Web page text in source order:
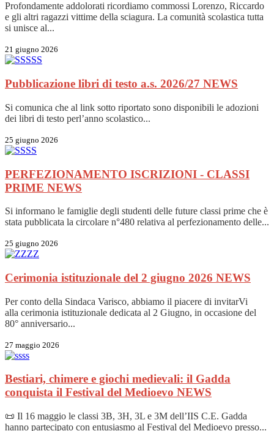
Profondamente addolorati ricordiamo commossi Lorenzo, Riccardo
e gli altri ragazzi vittime della sciagura. La comunità scolastica tutta
si unisce al...
21 giugno 2026
Pubblicazione libri di testo a.s. 2026/27 NEWS
Si comunica che al link sotto riportato sono disponibili le adozioni
dei libri di testo perl’anno scolastico...
25 giugno 2026
PERFEZIONAMENTO ISCRIZIONI - CLASSI
PRIME NEWS
Si informano le famiglie degli studenti delle future classi prime che è
stata pubblicata la circolare n°480 relativa al perfezionamento delle...
25 giugno 2026
Cerimonia istituzionale del 2 giugno 2026 NEWS
Per conto della Sindaca Varisco, abbiamo il piacere di invitarVi
alla cerimonia istituzionale dedicata al 2 Giugno, in occasione del
80° anniversario...
27 maggio 2026
Bestiari, chimere e giochi medievali: il Gadda
conquista il Festival del Medioevo NEWS
📜 Il 16 maggio le classi 3B, 3H, 3L e 3M dell’IIS C.E. Gadda
hanno partecipato con entusiasmo al Festival del Medioevo presso...